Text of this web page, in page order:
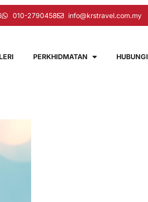
010-2790458 info@krstravel.com.my
PERKHIDMATAN HUBUNGI